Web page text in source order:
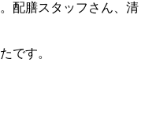
配膳スタッフさん、清
です。